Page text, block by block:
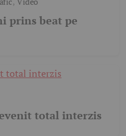
prins beat pe
total interzis